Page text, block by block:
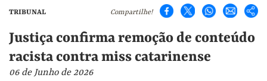
TRIBUNAL Compartilhe!
Justiça confirma remoção de conteúdo
racista contra miss catarinense
06 de Junho de 2026